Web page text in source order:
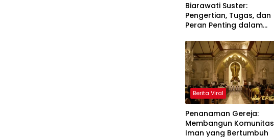
Biarawati Suster:
Pengertian, Tugas, dan
Peran Penting dalam
Berita Viral
Penanaman Gereja:
Membangun Komunitas
Iman yang Bertumbuh